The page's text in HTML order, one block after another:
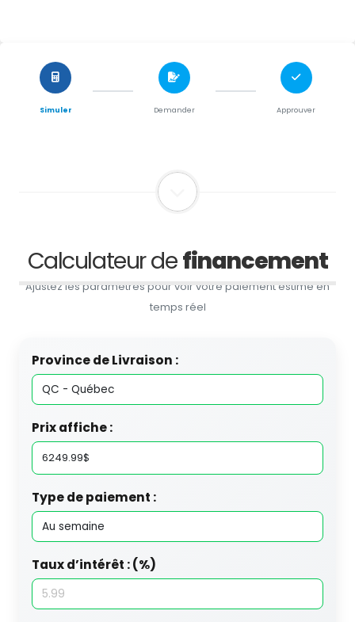
Simuler Demander Approuver
Calculateur definancement
Ajustez les paramètres pour voir votre paiement estimé en
temps réel
Province de Livraison :
Prix affiche :
Type de paiement :
Taux d’intérêt : (%)